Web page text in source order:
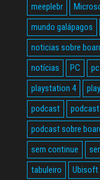
meeplebr
mundo galápagos
noticias sobre
notícias
PC
playstation 4
podcast
podcast sobre
sem continue
tabuleiro
Ubisoft